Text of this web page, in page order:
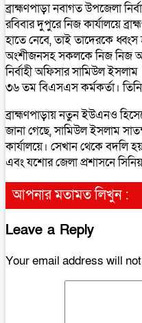
ব্রাহ্মণপাড়া নবাগত উপজেলা
রবিবার দুপুরে নিজ কার্যালয়ে
হাতে নেবে, তাই তাদেরকে ধ্বংস
অংশীজনসহ সকলকে নিজ নিজ
নির্বাহী অফিসার সামিউল ইসলাম
৩৬ তম বিএসএস কর্মকর্তা। তিনি
ব্রাহ্মণপাড়ায় নতুন ইউএনও
জানা গেছে, সামিউল ইসলাম
কার্যালয়ে। সেখান থেকে বদলি
এবং যশোর জেলা প্রশাসনে
আপনার মতামত লিখুন :
Leave a Reply
Your email address will